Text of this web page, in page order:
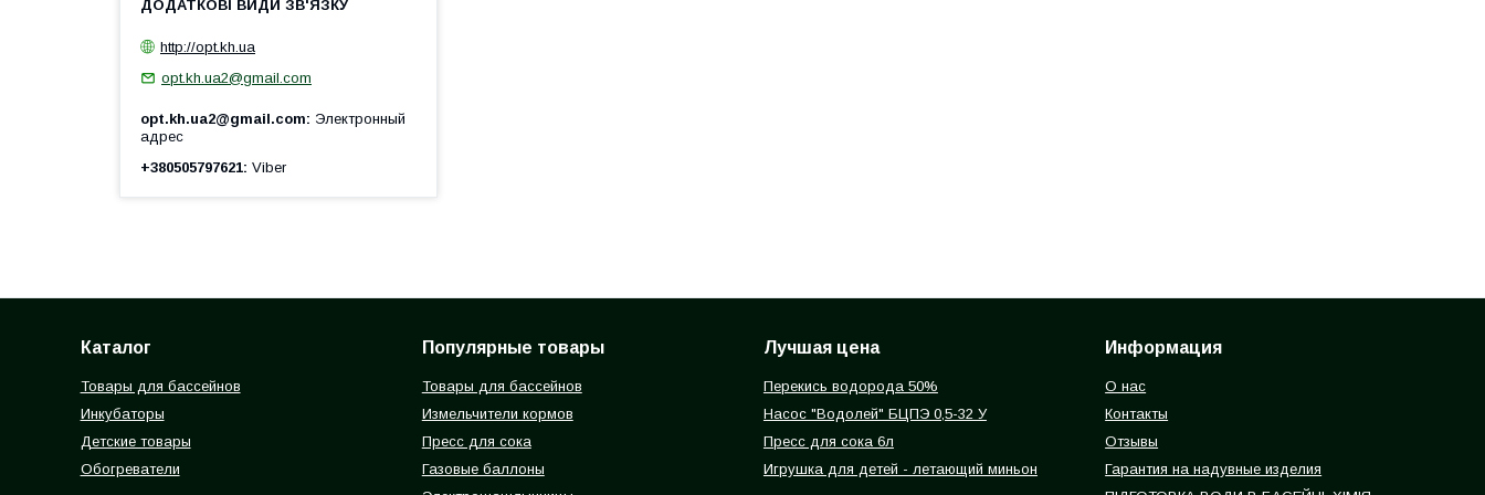
http://opt.kh.ua
opt.kh.ua2@gmail.com
opt.kh.ua2@gmail.com
Электронный
адрес
+380505797621 Viber
Каталог
Товары для бассейнов
Инкубаторы
Детские товары
Обогреватели
Популярные товары
Товары для бассейнов
Измельчители кормов
Пресс для сока
Газовые баллоны
Лучшая цена
Перекись водорода 50%
Насос "Водолей" БЦПЭ 0,5-32 У
Пресс для сока 6л
Игрушка для детей - летающий миньон
Информация
О нас
Контакты
Отзывы
Гарантия на надувные изделия